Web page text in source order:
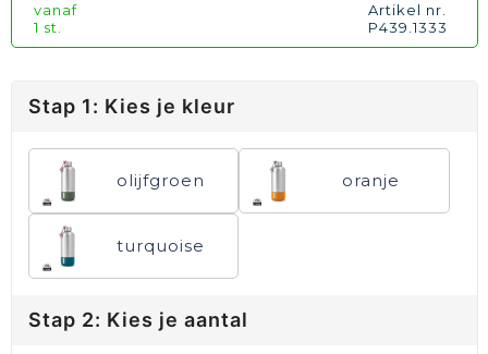
vanaf
1 st.
Artikel nr.
P439.1333
Stap 1: Kies je kleur
olijfgroen oranje
turquoise
Stap 2: Kies je aantal